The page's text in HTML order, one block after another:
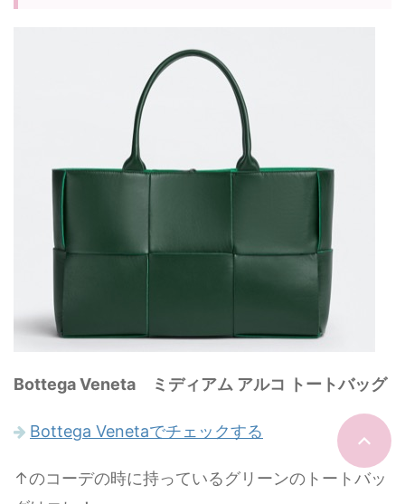
Bottega Veneta ミディアム アルコ トートバッグ
Bottega Venetaでチェックする
↑のコーデの時に持っているグリーンのトートバッ